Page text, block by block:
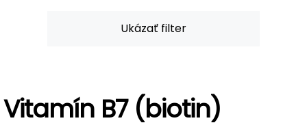
Ukázať filter
Vitamín B7 (biotin)